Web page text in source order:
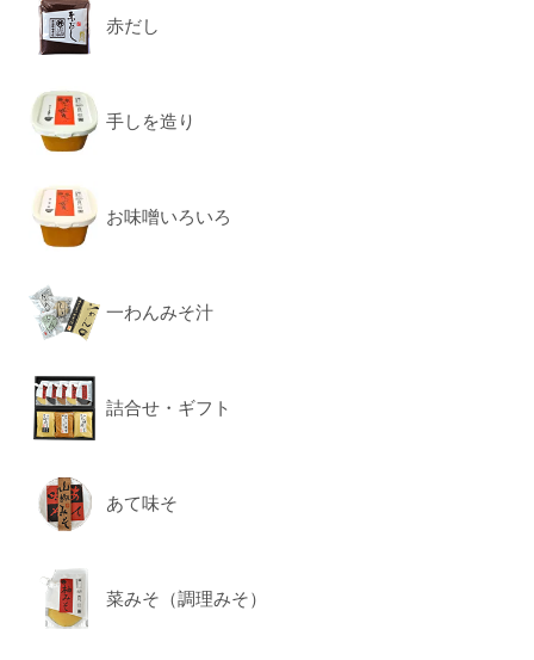
赤だし
手しを造り
お味噌いろいろ
一わんみそ汁
詰合せ・ギフト
あて味そ
菜みそ（調理みそ）